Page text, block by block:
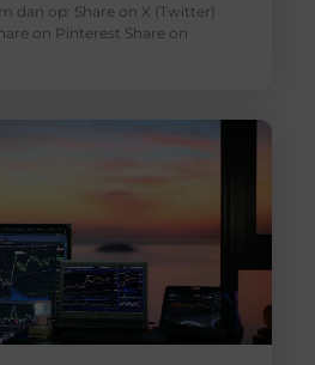
dan op: Share on X (Twitter)
on Pinterest Share on